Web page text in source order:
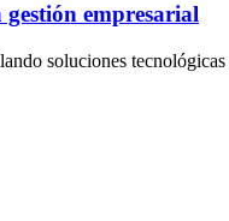
empresarial
soluciones tecnológicas